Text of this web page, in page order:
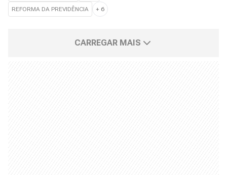
REFORMA DA PREVIDÊNCIA + 6
CARREGAR MAIS